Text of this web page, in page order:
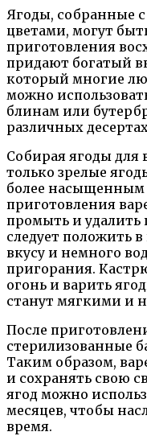
Ягоды, собранные
цветами, могут
приготовления
придают богатый
который многие
можно
блинам или
различных
Собирая ягоды для
только зрелые
более насыщенным
приготовления
промыть и удалить
следует положить
вкусу и немного
пригорания.
огонь и варить
станут мягкими и
После
стерилизованные
Таким образом,
и сохранять свою
ягод можно
месяцев, чтобы
время.